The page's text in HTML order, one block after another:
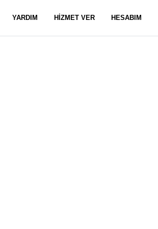
YARDIM HİZMET VER HESABIM